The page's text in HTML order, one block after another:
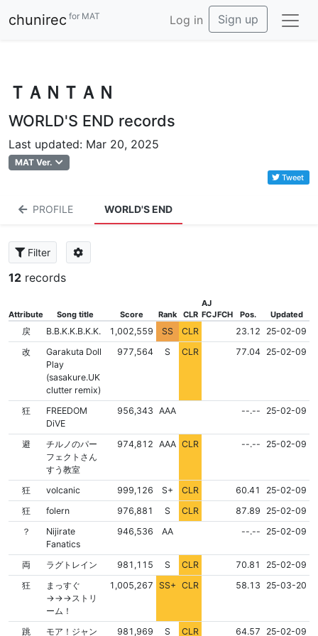
chunirec for MAT Log in Sign up
ＴＡＮＴＡＮ
WORLD'S END records
Last updated: Mar 20, 2025
MAT Ver.
Tweet
PROFILE WORLD'S END
Filter
12 records
Attribute Song title Score Rank CLR
AJ
FCJFCH Pos. Updated
戻 B.B.K.K.B.K.K. 1,002,559 SS CLR NONE
23.12
25-02-09
改
Garakuta Doll
Play
(sasakure.UK
clutter remix)
977,564 S CLR NONE
77.04 25-02-09
狂
FREEDOM
DiVE
956,343 AAA NONE--.-- 25-02-09
避
チルノのパー
フェクトさん
すう教室
974,812 AAA CLR NONE--.-- 25-02-09
狂 volcanic 999,126 S+ CLR NONE
60.41
25-02-09
狂
folern 976,881 S CLR NONE
87.89
25-02-09
？
Nijirate
Fanatics
946,536 AA NONE--.-- 25-02-09
両 ラグトレイン 981,115 S CLR NONE
70.81
25-02-09
狂
まっすぐ
→→→ストリ
ーム！
1,005,267 SS+ CLR NONE
58.13 25-03-20
跳 モア！ジャン 981,969 S CLR NONE
64.57 25-02-09